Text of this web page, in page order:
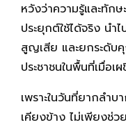
หวังว่าความรู้และทักษ
ประยุกต์ใช้ได้จริง น
สูญเสีย และยกระดับ
ประชาชนในพื้นที่เมื่
เพราะในวันที่ยากลำ
เคียงข้าง ไม่เพียงช่